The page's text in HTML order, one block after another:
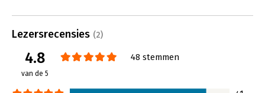
Lees verder
Lezersrecensies (2)
4.8
van de 5
48 stemmen